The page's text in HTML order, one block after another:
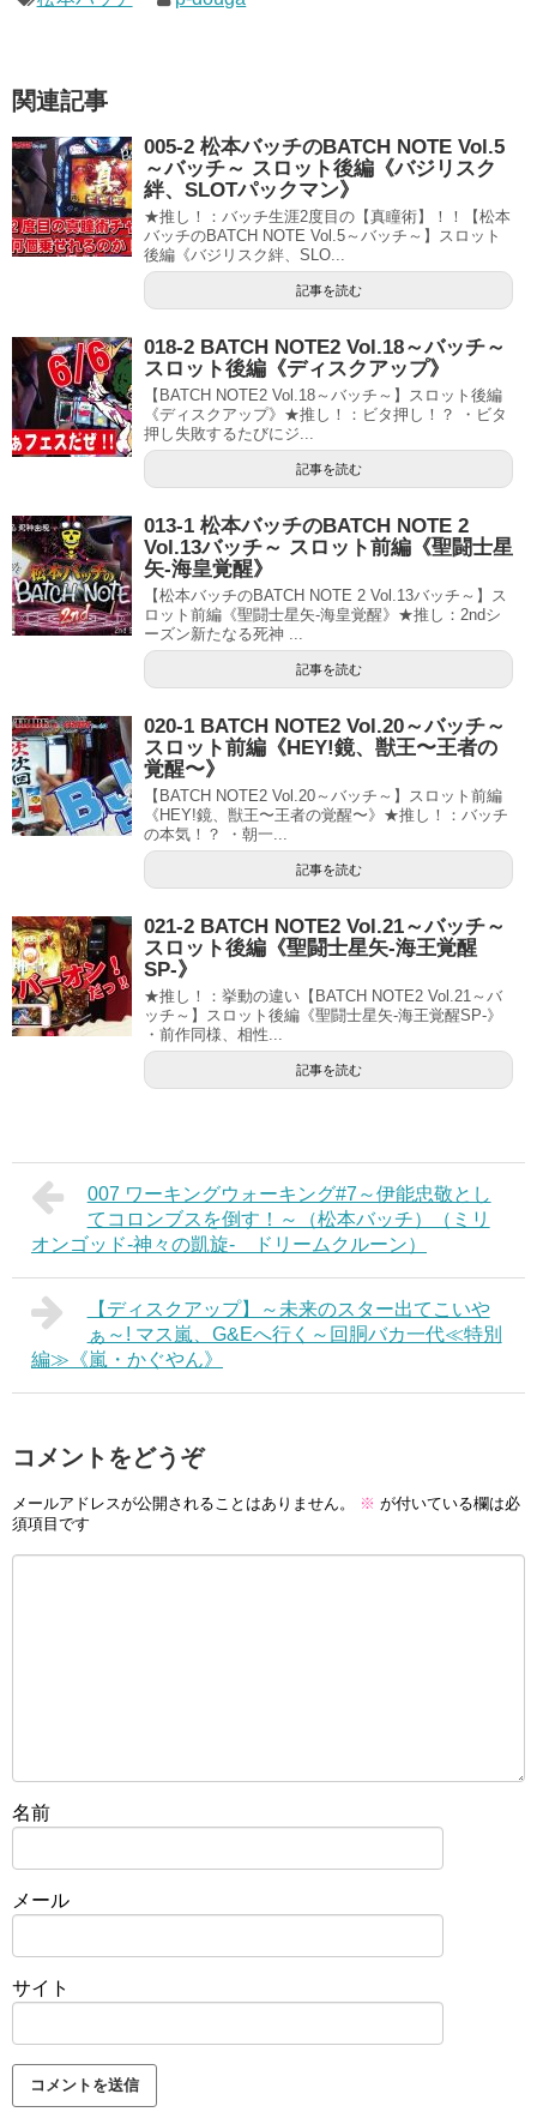
関連記事
005-2 松本バッチのBATCH NOTE Vol.5
～バッチ～ スロット後編《バジリスク
絆、SLOTパックマン》
★推し！：バッチ生涯2度目の【真瞳術】！！【松本
バッチのBATCH NOTE Vol.5～バッチ～】スロット
後編《バジリスク絆、SLO...
記事を読む
018-2 BATCH NOTE2 Vol.18～バッチ～
スロット後編《ディスクアップ》
【BATCH NOTE2 Vol.18～バッチ～】スロット後編
《ディスクアップ》★推し！：ビタ押し！？ ・ビタ
押し失敗するたびにジ...
記事を読む
013-1 松本バッチのBATCH NOTE 2
Vol.13バッチ～ スロット前編《聖闘士星
矢-海皇覚醒》
【松本バッチのBATCH NOTE 2 Vol.13バッチ～】ス
ロット前編《聖闘士星矢-海皇覚醒》★推し：2ndシ
ーズン新たなる死神 ...
記事を読む
020-1 BATCH NOTE2 Vol.20～バッチ～
スロット前編《HEY!鏡、獣王〜王者の
覚醒〜》
【BATCH NOTE2 Vol.20～バッチ～】スロット前編
《HEY!鏡、獣王〜王者の覚醒〜》★推し！：バッチ
の本気！？ ・朝一...
記事を読む
021-2 BATCH NOTE2 Vol.21～バッチ～
スロット後編《聖闘士星矢-海王覚醒
SP-》
★推し！：挙動の違い【BATCH NOTE2 Vol.21～バ
ッチ～】スロット後編《聖闘士星矢-海王覚醒SP-》
・前作同様、相性...
記事を読む
007 ワーキングウォーキング#7～伊能忠敬とし
てコロンブスを倒す！～（松本バッチ）（ミリ
オンゴッド-神々の凱旋- ドリームクルーン）
【ディスクアップ】～未来のスター出てこいや
ぁ～! マス嵐、G&Eへ行く～回胴バカ一代≪特別
編≫《嵐・かぐやん》
コメントをどうぞ
メールアドレスが公開されることはありません。 ※ が付いている欄は必
須項目です
名前
メール
サイト